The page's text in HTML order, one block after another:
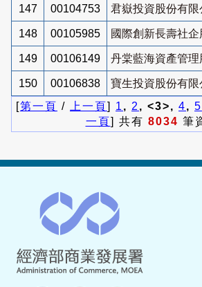
147 00104753 君嶽投資股份有限
148 00105985 國際創新長壽社企
149 00106149 丹棠藍海資產管理
150 00106838
寶生投資股份有限
[第一頁 / 上一頁] 1 , 2 , <3>, 4, 5
一頁] 共有 8034 筆